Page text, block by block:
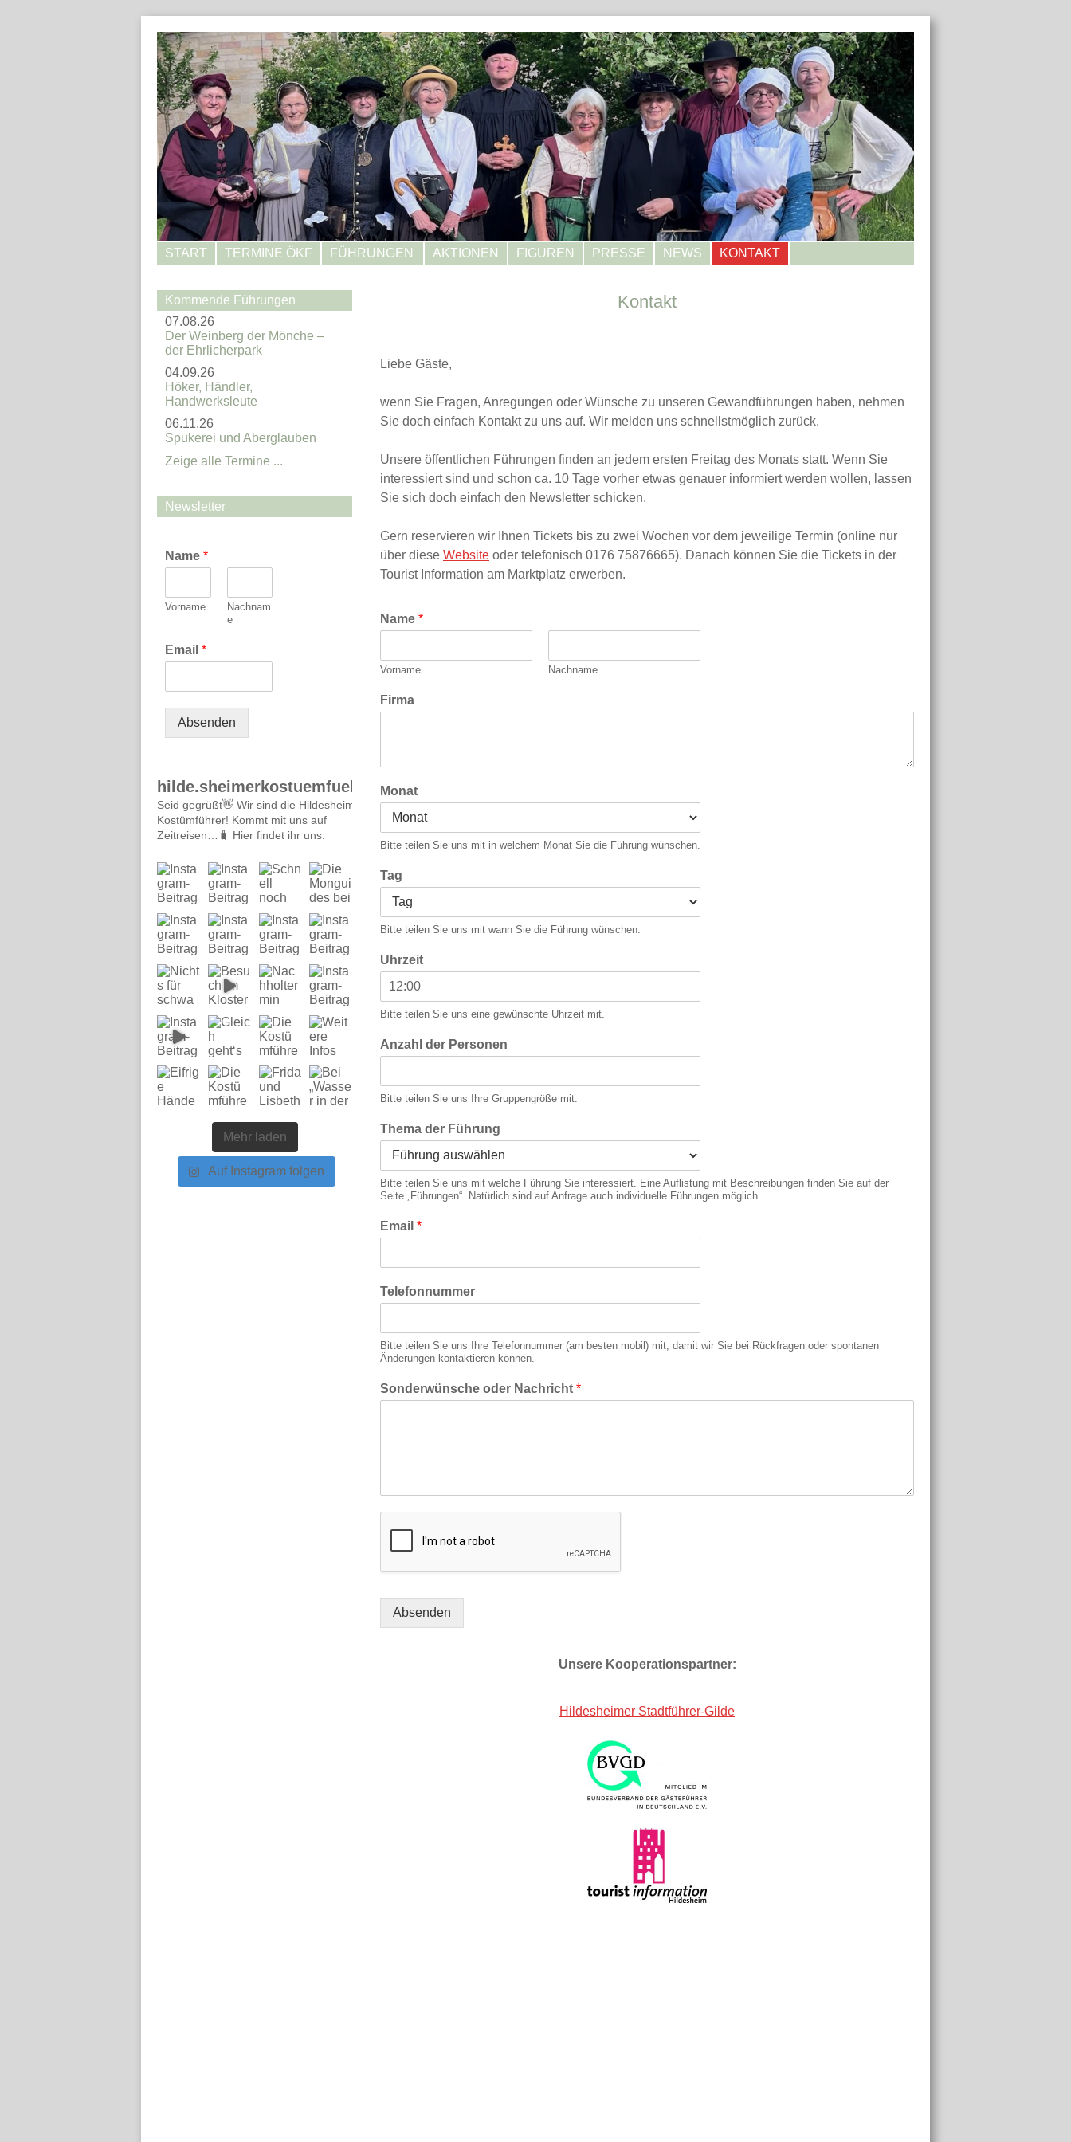
START TERMINE ÖKF FÜHRUNGEN AKTIONEN FIGUREN PRESSE NEWS KONTAKT
Kontakt
Liebe Gäste,
wenn Sie Fragen, Anregungen oder Wünsche zu unseren Gewandführungen haben, nehmen
Sie doch einfach Kontakt zu uns auf. Wir melden uns schnellstmöglich zurück.
Unsere öffentlichen Führungen finden an jedem ersten Freitag des Monats statt. Wenn Sie
interessiert sind und schon ca. 10 Tage vorher etwas genauer informiert werden wollen, lassen
Sie sich doch einfach den Newsletter schicken.
Gern reservieren wir Ihnen Tickets bis zu zwei Wochen vor dem jeweilige Termin (online nur
über diese Website oder telefonisch 0176 75876665). Danach können Sie die Tickets in der
Tourist Information am Marktplatz erwerben.
Name *
Vorname Nachname
Firma
Monat
Bitte teilen Sie uns mit in welchem Monat Sie die Führung wünschen.
Tag
Bitte teilen Sie uns mit wann Sie die Führung wünschen.
Uhrzeit
Bitte teilen Sie uns eine gewünschte Uhrzeit mit.
Anzahl der Personen
Bitte teilen Sie uns Ihre Gruppengröße mit.
Thema der Führung
Bitte teilen Sie uns mit welche Führung Sie interessiert. Eine Auflistung mit Beschreibungen finden Sie auf der
Seite „Führungen“. Natürlich sind auf Anfrage auch individuelle Führungen möglich.
Email *
Telefonnummer
Bitte teilen Sie uns Ihre Telefonnummer (am besten mobil) mit, damit wir Sie bei Rückfragen oder spontanen
Änderungen kontaktieren können.
Sonderwünsche oder Nachricht *
Absenden
Unsere Kooperationspartner:
Hildesheimer Stadtführer-Gilde
Kommende Führungen
07.08.26
Der Weinberg der Mönche –
der Ehrlicherpark
04.09.26
Höker, Händler,
Handwerksleute
06.11.26
Spukerei und Aberglauben
Zeige alle Termine ...
Newsletter
Name *
Vorname
Nachnam
e
Email *
Absenden
hilde.sheimerkostuemfuehrer
Seid gegrüßt👋 Wir sind die Hildesheimer
Kostümführer! Kommt mit uns auf
Zeitreisen…🧳 Hier findet ihr uns:
Mehr laden
Auf Instagram folgen